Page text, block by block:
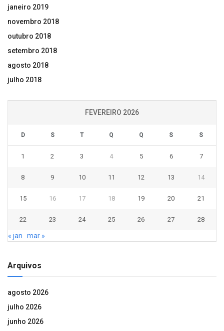
janeiro 2019
novembro 2018
outubro 2018
setembro 2018
agosto 2018
julho 2018
FEVEREIRO 2026
D S T Q Q S S
1 2 3 4 5 6 7
8 9 10 11 12 13 14
15 16 17 18 19 20 21
22 23 24 25 26 27 28
« jan mar »
Arquivos
agosto 2026
julho 2026
junho 2026